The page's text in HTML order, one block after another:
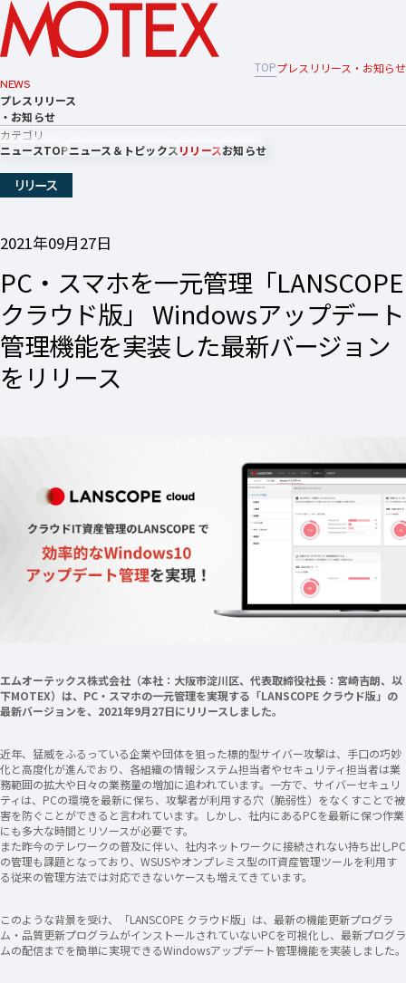
TOPプレスリリース・お知らせ
NEWS
プレスリリース
・お知らせ
カテゴリ
ニュースTOPニュース＆トピックスリリースお知らせ
リリース
2021年09月27日
PC・スマホを一元管理「LANSCOPE
クラウド版」 Windowsアップデート
管理機能を実装した最新バージョン
をリリース
エムオーテックス株式会社（本社：大阪市淀川区、代表取締役社長：宮崎吉朗、以
下MOTEX）は、PC・スマホの一元管理を実現する「LANSCOPE クラウド版」の
最新バージョンを、2021年9月27日にリリースしました。
近年、猛威をふるっている企業や団体を狙った標的型サイバー攻撃は、手口の巧妙
化と高度化が進んでおり、各組織の情報システム担当者やセキュリティ担当者は業
務範囲の拡大や日々の業務量の増加に追われています。一方で、サイバーセキュリ
ティは、PCの環境を最新に保ち、攻撃者が利用する穴（脆弱性）をなくすことで被
害を防ぐことができると言われています。しかし、社内にあるPCを最新に保つ作業
にも多大な時間とリソースが必要です。
また昨今のテレワークの普及に伴い、社内ネットワークに接続されない持ち出しPC
の管理も課題となっており、WSUSやオンプレミス型のIT資産管理ツールを利用す
る従来の管理方法では対応できないケースも増えてきています。
このような背景を受け、「LANSCOPE クラウド版」は、最新の機能更新プログラ
ム・品質更新プログラムがインストールされていないPCを可視化し、最新プログラ
ムの配信までを簡単に実現できるWindowsアップデート管理機能を実装しました。